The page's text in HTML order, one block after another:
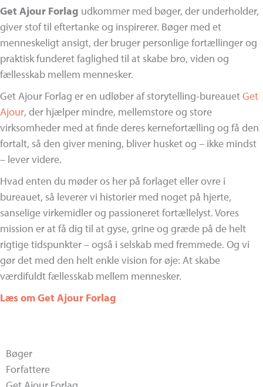
Get Ajour Forlag udkommer med bøger, der underholder,
giver stof til eftertanke og inspirerer. Bøger med et
menneskeligt ansigt, der bruger personlige fortællinger og
praktisk funderet faglighed til at skabe bro, viden og
fællesskab mellem mennesker.
Get Ajour Forlag er en udløber af storytelling-bureauetGet
Ajour, der hjælper mindre, mellemstore og store
virksomheder med at finde deres kernefortælling og få den
fortalt, så den giver mening, bliver husket og – ikke mindst
– lever videre.
Hvad enten du møder os her på forlaget eller ovre i
bureauet, så leverer vi historier med noget på hjerte,
sanselige virkemidler og passioneret fortællelyst. Vores
mission er at få dig til at gyse, grine og græde på de helt
rigtige tidspunkter – også i selskab med fremmede. Og vi
gør det med den helt enkle vision for øje: At skabe
værdifuldt fællesskab mellem mennesker.
Læs om Get Ajour Forlag
Bøger
Forfattere